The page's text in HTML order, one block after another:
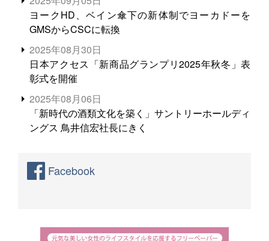
ヨークHD、ベイン傘下の新体制でヨーカドーを
GMSからCSCに転換
2025年08月30日
日本アクセス「新商品グランプリ2025年秋冬」表
彰式を開催
2025年08月06日
「新時代の酒類文化を築く」サントリーホールディ
ングス 鳥井信宏社長にきく
Facebook